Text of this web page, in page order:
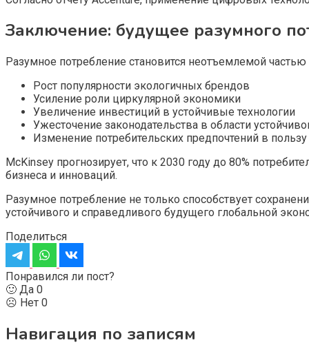
Заключение: будущее разумного
Разумное потребление становится неотъемлемой
Рост популярности экологичных брендов
Усиление роли циркулярной экономики
Увеличение инвестиций в устойчивые технологии
Ужесточение законодательства в области
Изменение потребительских предпочтений в
McKinsey прогнозирует, что к 2030 году до 80%
бизнеса и инноваций.
Разумное потребление не только способствует
устойчивого и справедливого будущего глобальной
Поделиться
Понравился ли пост?
🙂 Да 0
☹️ Нет 0
Навигация по записям